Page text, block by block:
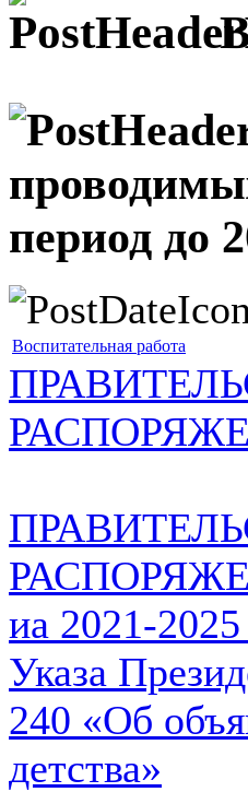
период до
Воспитательная работа
иа 2021-
Указа
240 «Об
детства»